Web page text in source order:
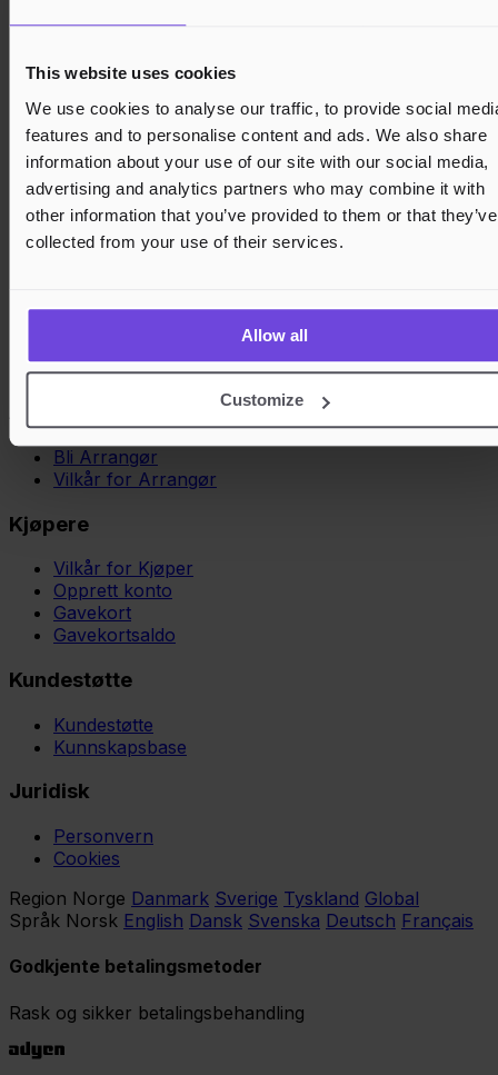
This website uses cookies
We use cookies to analyse our traffic, to provide social
features and to personalise content and ads. We also share
information about your use of our site with our social media,
advertising and analytics partners who may combine it with
other information that you’ve provided to them or that they’ve
collected from your use of their services.
Allow all
Customize
Bli Arrangør
Vilkår for Arrangør
Kjøpere
Vilkår for Kjøper
Opprett konto
Gavekort
Gavekortsaldo
Kundestøtte
Kundestøtte
Kunnskapsbase
Juridisk
Personvern
Cookies
Region Norge Danmark Sverige Tyskland Global
Språk Norsk English Dansk Svenska Deutsch Français
Godkjente betalingsmetoder
Rask og sikker betalingsbehandling